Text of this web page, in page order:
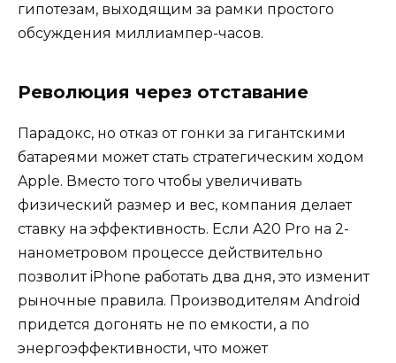
гипотезам, выходящим за рамки простого
обсуждения миллиампер-часов.
Революция через отставание
Парадокс, но отказ от гонки за гигантскими
батареями может стать стратегическим ходом
Apple. Вместо того чтобы увеличивать
физический размер и вес, компания делает
ставку на эффективность. Если A20 Pro на 2-
нанометровом процессе действительно
позволит iPhone работать два дня, это изменит
рыночные правила. Производителям Android
придется догонять не по емкости, а по
энергоэффективности, что может